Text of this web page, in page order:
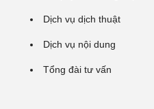
Dịch vụ dịch thuật
Dịch vụ nội dung
Tổng đài tư vấn